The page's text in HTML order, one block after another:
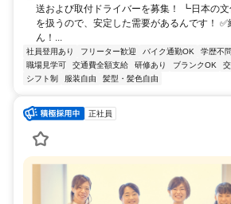
送および取付ドライバーを募集！ ┗日本の
を扱うので、安定した需要があるんです！
ん！...
社員登用あり フリーター歓迎 バイク通勤OK 学歴不問
職場見学可
交通費全額支給 研修あり ブランクOK
シフト制
服装自由 髪型・髪色自由
正社員